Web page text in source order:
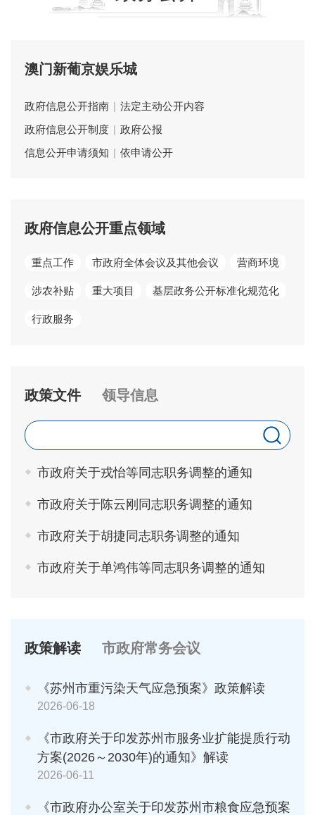
澳门新葡京娱乐城
政府信息公开指南 | 法定主动公开内容
政府信息公开制度 | 政府公报
信息公开申请须知 | 依申请公开
政府信息公开重点领域
重点工作 市政府全体会议及其他会议 营商环境
涉农补贴 重大项目 基层政务公开标准化规范化
行政服务
政策文件 领导信息
市政府关于戎怡等同志职务调整的通知
市政府关于陈云刚同志职务调整的通知
市政府关于胡捷同志职务调整的通知
市政府关于单鸿伟等同志职务调整的通知
政策解读 市政府常务会议
《苏州市重污染天气应急预案》政策解读
2026-06-18
《市政府关于印发苏州市服务业扩能提质行动
方案(2026～2030年)的通知》解读
2026-06-11
《市政府办公室关于印发苏州市粮食应急预案